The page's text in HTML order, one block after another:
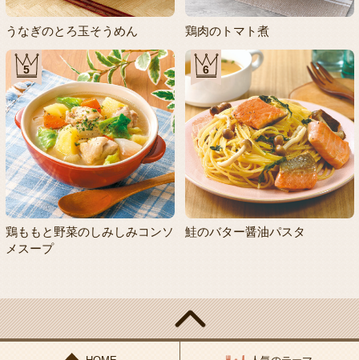
うなぎのとろ玉そうめん 鶏肉のトマト煮
5
鶏ももと野菜のしみしみコンソ
メスープ
6
鮭のバター醤油パスタ